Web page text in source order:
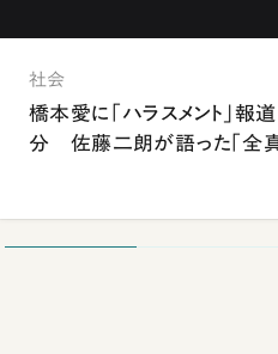
社会
橋本愛に「ハラスメント」
分 佐藤二朗が語った「全真